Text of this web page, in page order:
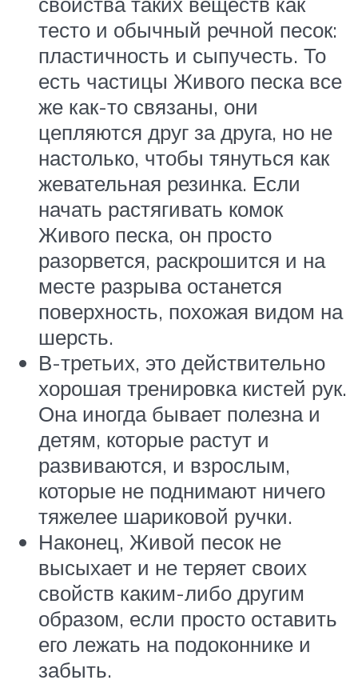
тесто и обычный речной песок:
пластичность и сыпучесть. То
есть частицы Живого песка все
же как-то связаны, они
цепляются друг за друга, но не
настолько, чтобы тянуться как
жевательная резинка. Если
начать растягивать комок
Живого песка, он просто
разорвется, раскрошится и на
месте разрыва останется
поверхность, похожая видом на
шерсть.
В-третьих, это действительно
хорошая тренировка кистей рук.
Она иногда бывает полезна и
детям, которые растут и
развиваются, и взрослым,
которые не поднимают ничего
тяжелее шариковой ручки.
Наконец, Живой песок не
высыхает и не теряет своих
свойств каким-либо другим
образом, если просто оставить
его лежать на подоконнике и
забыть.